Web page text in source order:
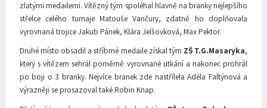
zlatými medailemi. Vítězný tým spoléhal hlavně na branky nejlepšího
střelce celého turnaje Matouše Vančury, zdatně ho doplňovala
vyrovnaná trojice Jakub Pánek, Klára Jelšovková, Max Pektor.
Druhé místo obsadil a stříbrné medaile získal tým ZŠ T.G.Masaryka,
který s vítězem sehrál poměrně vyrovnané utkání a nakonec prohrál
po boji o 3 branky. Nejvíce branek zde nastřílela Adéla Faltýnová a
výrazněji se prosazoval také Robin Knap.